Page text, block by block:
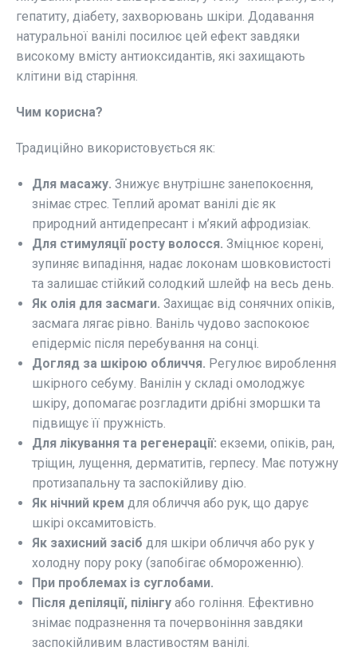
гепатиту, діабету, захворювань шкіри. Додавання
натуральної ванілі посилює цей ефект завдяки
високому вмісту антиоксидантів, які захищають
клітини від старіння.
Чим корисна?
Традиційно використовується як:
Для масажу. Знижує внутрішнє занепокоєння,
знімає стрес. Теплий аромат ванілі діє як
природний антидепресант і м’який афродизіак.
Для стимуляції росту волосся. Зміцнює корені,
зупиняє випадіння, надає локонам шовковистості
та залишає стійкий солодкий шлейф на весь день.
Як олія для засмаги. Захищає від сонячних опіків,
засмага лягає рівно. Ваніль чудово заспокоює
епідерміс після перебування на сонці.
Догляд за шкірою обличчя. Регулює вироблення
шкірного себуму. Ванілін у складі омолоджує
шкіру, допомагає розгладити дрібні зморшки та
підвищує її пружність.
Для лікування та регенерації: екземи, опіків, ран,
тріщин, лущення, дерматитів, герпесу. Має потужну
протизапальну та заспокійливу дію.
Як нічний крем для обличчя або рук, що дарує
шкірі оксамитовість.
Як захисний засіб для шкіри обличчя або рук у
холодну пору року (запобігає обмороженню).
При проблемах із суглобами.
Після депіляції, пілінгу або гоління. Ефективно
знімає подразнення та почервоніння завдяки
заспокійливим властивостям ванілі.